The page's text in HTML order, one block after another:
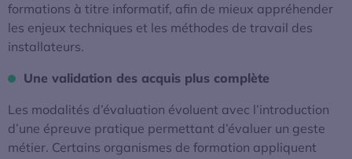
formations à titre informatif, afin de mieux appréhender
les enjeux techniques et les méthodes de travail des
installateurs.
Une validation des acquis plus complète
Les modalités d’évaluation évoluent avec l’introduction
d’une épreuve pratique permettant d’évaluer un geste
métier. Certains organismes de formation appliquent